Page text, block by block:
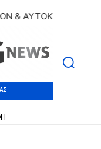
ΑΥΤΟΚΙΝΗΤΩΝ |